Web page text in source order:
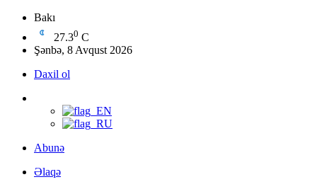
Bakı
27.30 C
Şənbə, 8 Avqust 2026
Daxil ol
Abunə
Əlaqə